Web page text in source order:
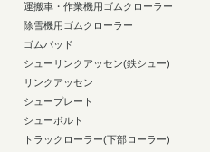
運搬車・作業機用ゴムクローラー
除雪機用ゴムクローラー
ゴムパッド
シューリンクアッセン(鉄シュー)
リンクアッセン
シュープレート
シューボルト
トラックローラー(下部ローラー)